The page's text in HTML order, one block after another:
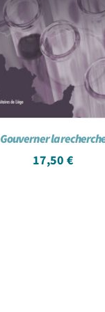
Gouverner la
17,50€